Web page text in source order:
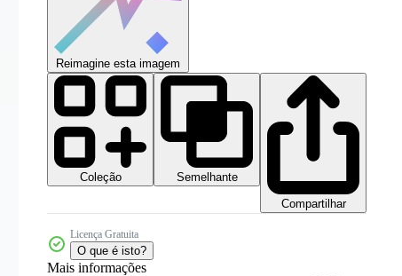
Reimagine esta imagem
Coleção
Semelhante
Compartilhar
Licença Gratuita
O que é isto?
Mais informações